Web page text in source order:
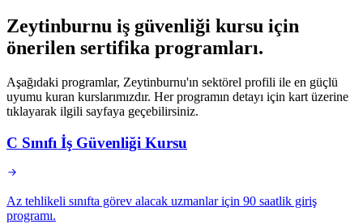
Zeytinburnu iş güvenliği kursu için
önerilen sertifika programları.
Aşağıdaki programlar, Zeytinburnu'ın sektörel profili ile en güçlü
uyumu kuran kurslarımızdır. Her programın detayı için kart üzerine
tıklayarak ilgili sayfaya geçebilirsiniz.
C Sınıfı İş Güvenliği Kursu
Az tehlikeli sınıfta görev alacak uzmanlar için 90 saatlik giriş
programı.